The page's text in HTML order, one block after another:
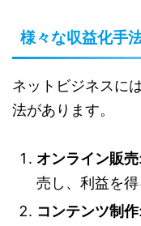
様々な収益化手
ネットビジネスに
法があります。
オンライン販売
売し、利益を得
コンテンツ制作